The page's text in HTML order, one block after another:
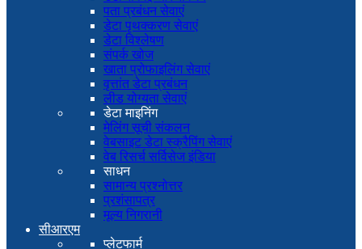
पता प्रबंधन सेवाएं
डेटा पृथक्करण सेवाएं
डेटा विश्लेषण
संपर्क खोज
खाता प्रोफाइलिंग सेवाएं
वृत्तांत डेटा प्रबंधन
लीड योग्यता सेवाएं
डेटा माइनिंग
मेलिंग सूची संकलन
वेबसाइट डेटा स्क्रैपिंग सेवाएं
वेब रिसर्च सर्विसेज इंडिया
साधन
सामान्य प्रश्नोत्तर
प्रशंसापत्र
मूल्य निगरानी
सीआरएम
प्लेटफार्म